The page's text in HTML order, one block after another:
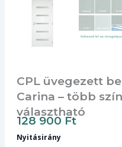
CPL üvegezett
Carina – több
választható
128 900 Ft
Nyitásirány